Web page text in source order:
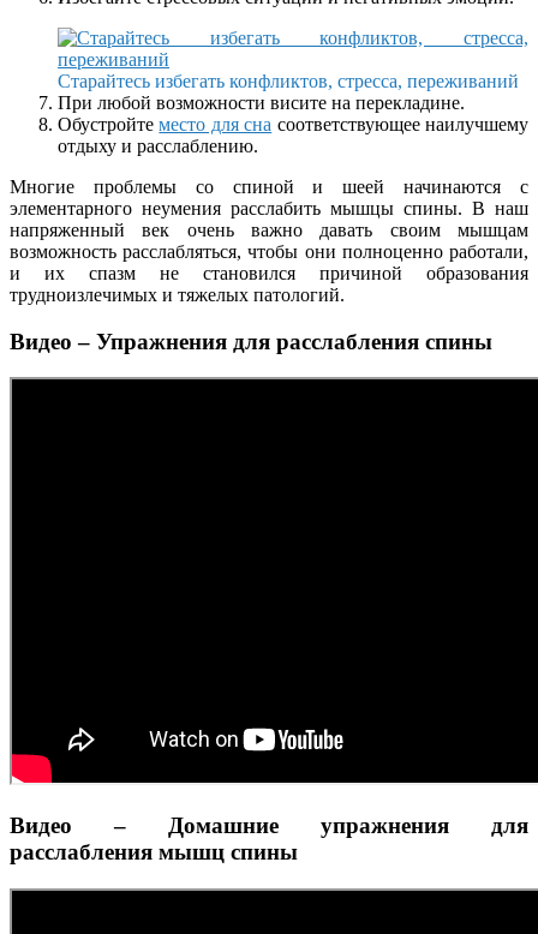
Старайтесь избегать конфликтов, стресса, переживаний
При любой возможности висите на перекладине.
Обустройтеместо для сна соответствующее наилучшему
отдыху и расслаблению.
Многие проблемы со спиной и шеей начинаются с
элементарного неумения расслабить мышцы спины. В наш
напряженный век очень важно давать своим мышцам
возможность расслабляться, чтобы они полноценно работали,
и их спазм не становился причиной образования
трудноизлечимых и тяжелых патологий.
Видео – Упражнения для расслабления спины
Видео – Домашние упражнения для
расслабления мышц спины